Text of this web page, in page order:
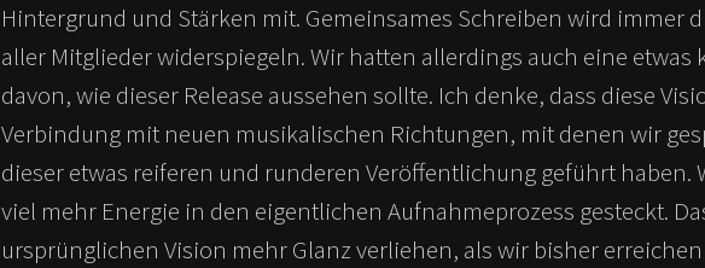
Hintergrund und Stärken mit. Gemeinsames Schreiben wird immer
aller Mitglieder widerspiegeln. Wir hatten allerdings auch eine etwas
davon, wie dieser Release aussehen sollte. Ich denke, dass diese
Verbindung mit neuen musikalischen Richtungen, mit denen wir
dieser etwas reiferen und runderen Veröffentlichung geführt haben.
viel mehr Energie in den eigentlichen Aufnahmeprozess gesteckt.
ursprünglichen Vision mehr Glanz verliehen, als wir bisher